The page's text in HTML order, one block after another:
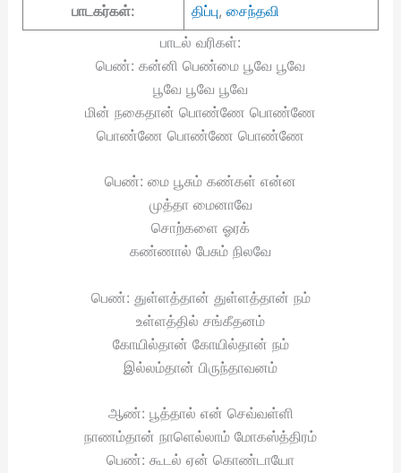
பாடகர்கள்: திப்பு, சைந்தவி
பாடல் வரிகள்:
பெண்: கன்னி பெண்மை பூவே பூவே
பூவே பூவே பூவே
மின் நகைதான் பொண்ணே பொண்ணே
பொண்ணே பொண்ணே பொண்ணே
பெண்: மை பூசும் கண்கள் என்ன
முத்தா மைனாவே
சொற்களை ஓரக்
கண்ணால் பேசும் நிலவே
பெண்: துள்ளத்தான் துள்ளத்தான் நம்
உள்ளத்தில் சங்கீதனம்
கோயில்தான் கோயில்தான் நம்
இல்லம்தான் பிருந்தாவனம்
ஆண்: பூத்தால் என் செவ்வள்ளி
நாணம்தான் நாளெல்லாம் மோகஸ்த்திரம்
பெண்: கூடல் ஏன் கொண்டாயோ